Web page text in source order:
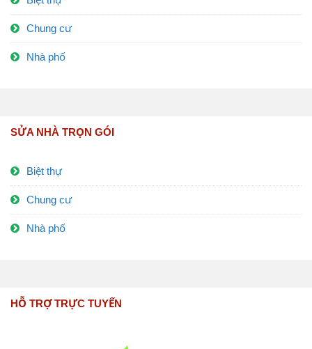
Chung cư
Nhà phố
SỬA NHÀ TRỌN GÓI
Biệt thự
Chung cư
Nhà phố
HỖ TRỢ TRỰC TUYẾN